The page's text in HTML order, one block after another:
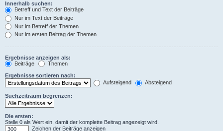
Innerhalb suchen:
Betreff und Text der Beiträge
Nur im Text der Beiträge
Nur im Betreff der Themen
Nur im ersten Beitrag der Themen
Ergebnisse anzeigen als:
Beiträge
Themen
Ergebnisse sortieren nach:
Aufsteigend
Absteigend
Suchzeitraum begrenzen:
Die ersten:
Stelle 0 als Wert ein, damit der komplette Beitrag angezeigt wird.
Zeichen der Beiträge anzeigen